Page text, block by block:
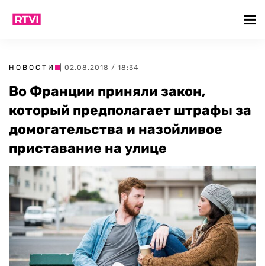
НОВОСТИ | 02.08.2018 / 18:34
Во Франции приняли закон,
который предполагает штрафы за
домогательства и назойливое
приставание на улице